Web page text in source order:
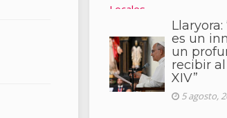
Llaryora:
es un
un
recibir
XIV”
5 agosto,